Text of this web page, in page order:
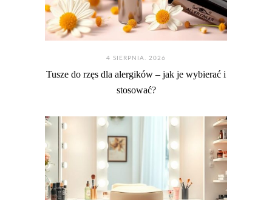
4 SIERPNIA. 2026
Tusze do rzęs dla alergików – jak je wybierać i
stosować?